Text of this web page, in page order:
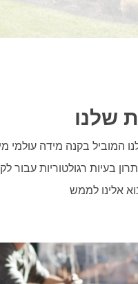
שלנו
המוביל בקנה מידה עולמי
בעיות רגולטוריות עבור
אלינו לממש